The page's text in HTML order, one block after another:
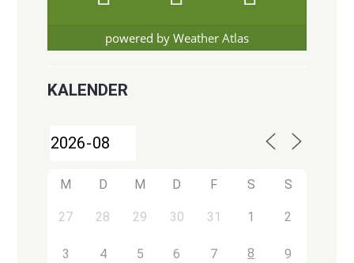
powered by Weather Atlas
KALENDER
M D M D F S S
27 28 29 30 31 1 2
3 4 5 6 7 8 9